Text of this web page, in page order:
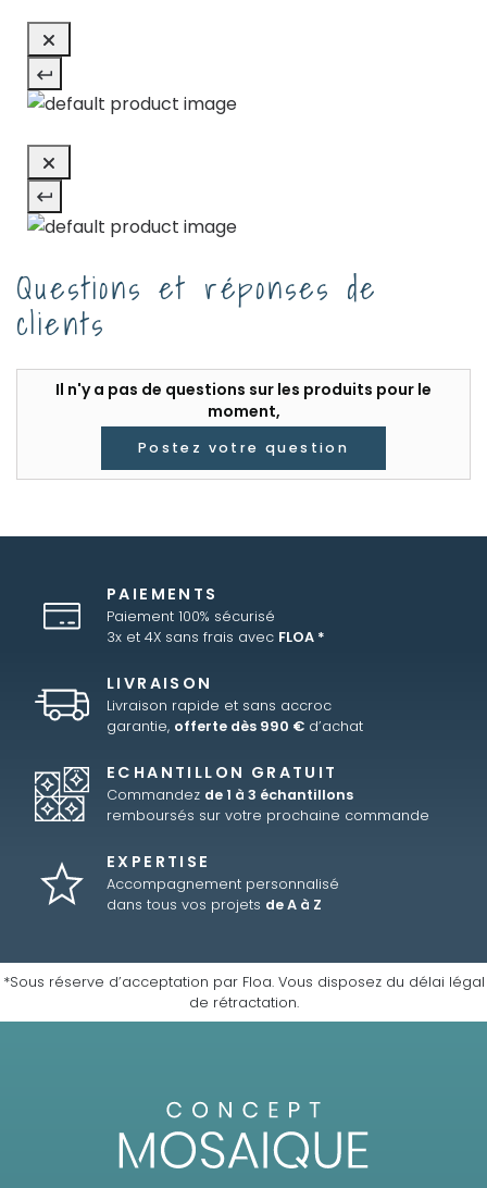
Questions et réponses de
clients
Il n'y a pas de questions sur les produits pour le
moment,
Postez votre question
PAIEMENTS
Paiement 100% sécurisé
3x et 4X sans frais avec FLOA *
LIVRAISON
Livraison rapide et sans accroc
garantie, offerte dès 990 € d’achat
ECHANTILLON GRATUIT
Commandez de 1 à 3 échantillons
remboursés sur votre prochaine commande
EXPERTISE
Accompagnement personnalisé
dans tous vos projets de A à Z
*Sous réserve d’acceptation par Floa. Vous disposez du délai légal
de rétractation.